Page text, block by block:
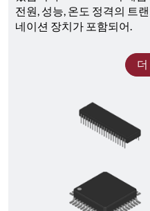
전원, 성능, 온도 정격의 트
네이션 장치가 포함되어.